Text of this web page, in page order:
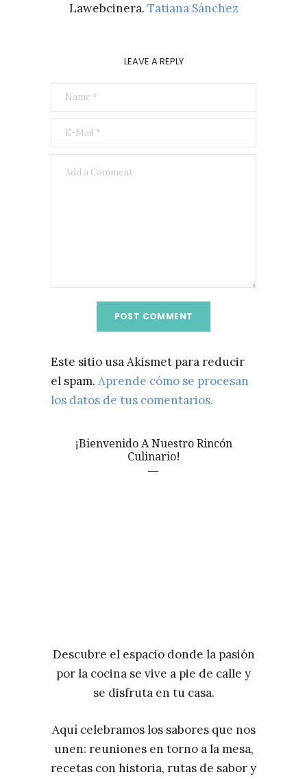
Lawebcinera. Tatiana Sánchez
LEAVE A REPLY
Este sitio usa Akismet para reducir
el spam. Aprende cómo se procesan
los datos de tus comentarios.
¡Bienvenido A Nuestro Rincón
Culinario!
Descubre el espacio donde la pasión
por la cocina se vive a pie de calle y
se disfruta en tu casa.
Aquí celebramos los sabores que nos
unen: reuniones en torno a la mesa,
recetas con historia, rutas de sabor y